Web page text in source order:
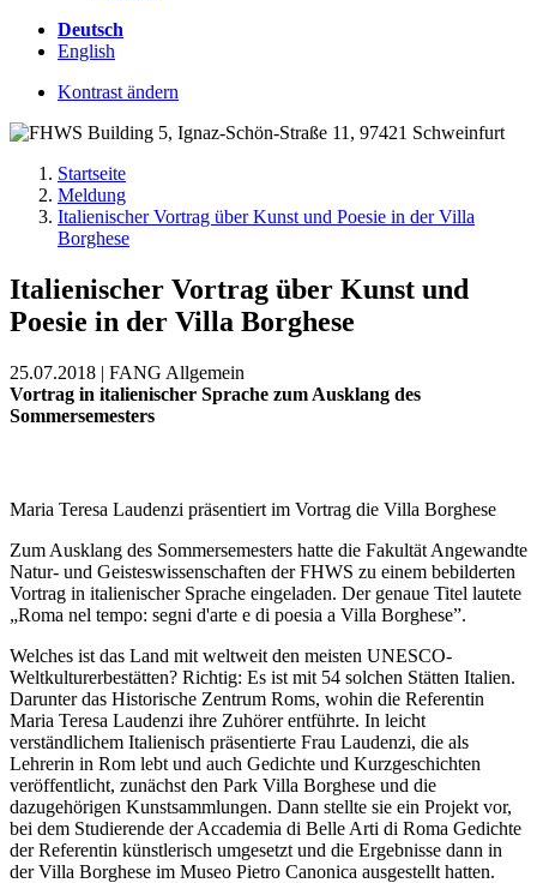
Deutsch
English
Kontrast ändern
Startseite
Meldung
Italienischer Vortrag über Kunst und Poesie in der Villa
Borghese
Italienischer Vortrag über Kunst und
Poesie in der Villa Borghese
25.07.2018 | FANG Allgemein
Vortrag in italienischer Sprache zum Ausklang des
Sommersemesters
Maria Teresa Laudenzi präsentiert im Vortrag die Villa Borghese
Zum Ausklang des Sommersemesters hatte die Fakultät Angewandte
Natur- und Geisteswissenschaften der FHWS zu einem bebilderten
Vortrag in italienischer Sprache eingeladen. Der genaue Titel lautete
„Roma nel tempo: segni d'arte e di poesia a Villa Borghese”.
Welches ist das Land mit weltweit den meisten UNESCO-
Weltkulturerbestätten? Richtig: Es ist mit 54 solchen Stätten Italien.
Darunter das Historische Zentrum Roms, wohin die Referentin
Maria Teresa Laudenzi ihre Zuhörer entführte. In leicht
verständlichem Italienisch präsentierte Frau Laudenzi, die als
Lehrerin in Rom lebt und auch Gedichte und Kurzgeschichten
veröffentlicht, zunächst den Park Villa Borghese und die
dazugehörigen Kunstsammlungen. Dann stellte sie ein Projekt vor,
bei dem Studierende der Accademia di Belle Arti di Roma Gedichte
der Referentin künstlerisch umgesetzt und die Ergebnisse dann in
der Villa Borghese im Museo Pietro Canonica ausgestellt hatten.